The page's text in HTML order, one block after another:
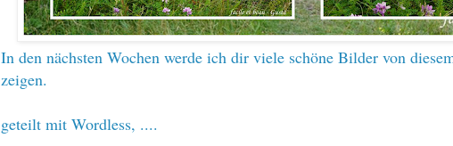
In den nächsten Wochen werde ich dir viele schöne Bilder von
zeigen.
geteilt mit Wordless, ....